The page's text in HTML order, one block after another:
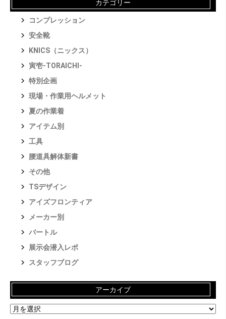
カテゴリー
コンプレッション
安全靴
KNICS（ニックス）
寅壱-TORAICHI-
特別企画
現場・作業用ヘルメット
夏の作業着
アイテム別
工具
腰道具解体新書
その他
TSデザイン
アイズフロンティア
メーカー別
バートル
展示会潜入レポ
スタッフブログ
アーカイブ
ア
ー